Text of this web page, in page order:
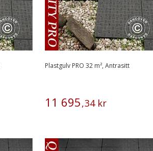
Plastgulv PRO 32 m², Antrasitt
11 695,34kr